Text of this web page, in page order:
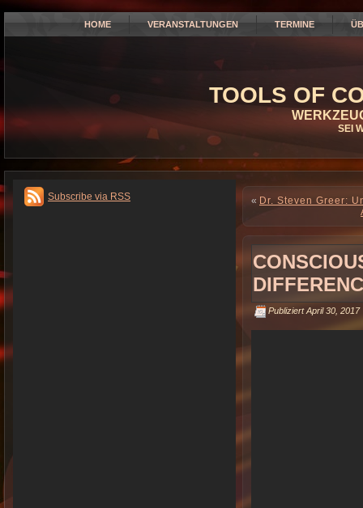
HOME VERANSTALTUNGEN TERMINE
TOOLS OF
SEI
Subscribe via RSS « Dr. Steven Greer:
Publiziert April 30, 2017